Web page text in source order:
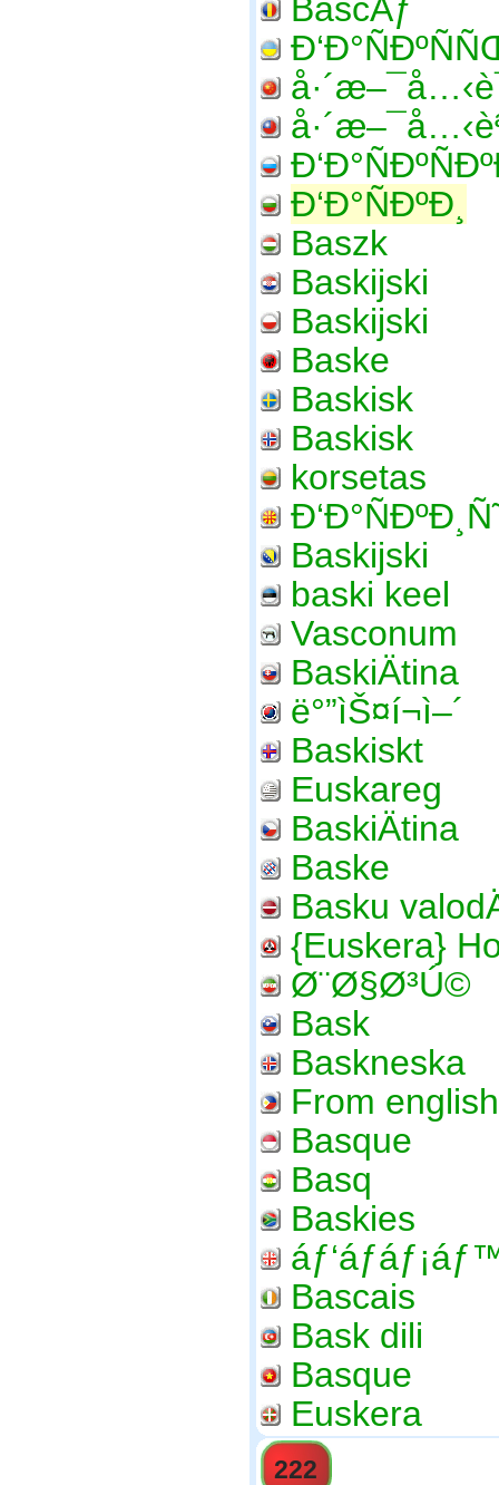
BascÄƒ
Ð‘Ð°ÑÐºÐ¸
Baszk
Baskijski
Baskijski
Baske
Baskisk
Baskisk
korsetas
Baskijski
baski keel
Vasconum
BaskiÄtina
ë°”ìŠ¤í¬ì–´
Baskiskt
Euskareg
BaskiÄtina
Baske
Basku
{Euskera}
Ø¨Ø§Ø³Ú©
Bask
Baskneska
From
Basque
Basq
Baskies
Bascais
Bask dili
Basque
Euskera
222